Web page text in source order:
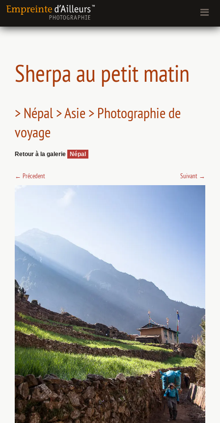
Sherpa au petit matin
> Népal > Asie > Photographie de
voyage
Retour à la galerie Népal
← Précedent Suivant →